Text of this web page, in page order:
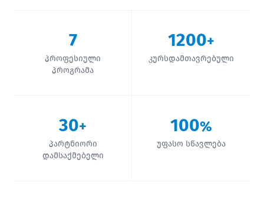
7
პროფესიული
პროგრამა
1200+
კურსდამთავრებული
30+
პარტნიორი
დამსაქმებელი
100%
უფასო სწავლება